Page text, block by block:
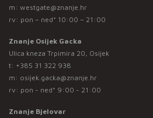
m: westgate@znanje.hr
rv: pon – ned* 10:00 – 21:00
Znanje Osijek Gacka
Ulica kneza Trpimira 20, Osijek
t: +385 31 322 938
m: osijek.gacka@znanje.hr
rv: pon - ned* 9:00 - 21:00
Znanje Bjelovar